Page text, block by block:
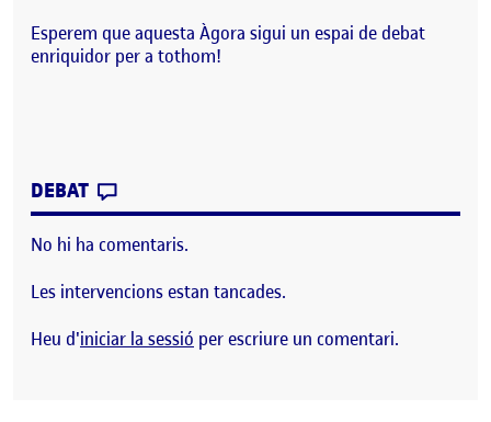
Esperem que aquesta Àgora sigui un espai de debat
enriquidor per a tothom!
DEBAT
No hi ha comentaris.
Les intervencions estan tancades.
Heu d'iniciar la sessió per escriure un comentari.